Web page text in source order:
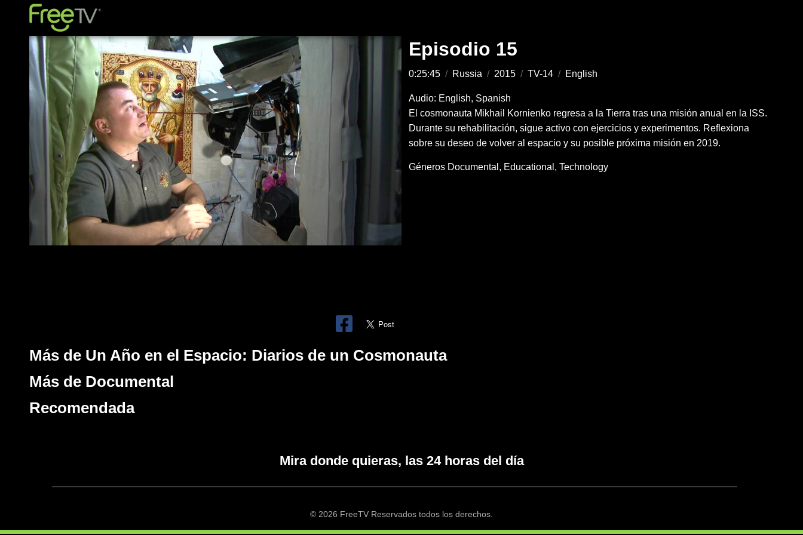
Episodio 15
0:25:45 / Russia / 2015 / TV-14 / English
Audio: English, Spanish
El cosmonauta Mikhail Kornienko regresa a la Tierra tras una misión anual en la ISS.
Durante su rehabilitación, sigue activo con ejercicios y experimentos. Reflexiona
sobre su deseo de volver al espacio y su posible próxima misión en 2019.
Géneros Documental Educational Technology
Más de Un Año en el Espacio: Diarios de un Cosmonauta
Más de Documental
Recomendada
Mira donde quieras, las 24 horas del día
© 2026 FreeTV Reservados todos los derechos.